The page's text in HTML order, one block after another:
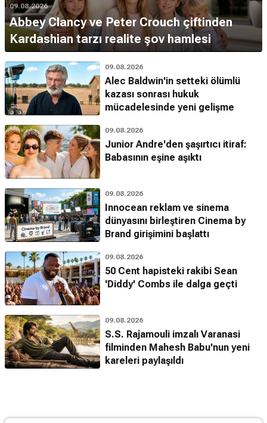
09.08.2026
Abbey Clancy ve Peter Crouch çiftinden
Kardashian tarzı realite şov hamlesi
09.08.2026
Alec Baldwin'in setteki ölümlü
kazası sonrası hukuk
mücadelesinde yeni gelişme
09.08.2026
Junior Andre'den şaşırtıcı itiraf:
Babasının eşine aşıktı
09.08.2026
Innocean reklam ve sinema
dünyasını birleştiren Cinema by
Brand girişimini başlattı
09.08.2026
50 Cent hapisteki rakibi Sean
'Diddy' Combs ile dalga geçti
09.08.2026
S.S. Rajamouli imzalı Varanasi
filminden Mahesh Babu'nun yeni
kareleri paylaşıldı